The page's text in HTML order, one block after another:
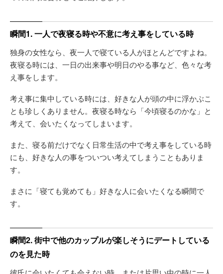
瞬間1. 一人で夜寝る時や不意に考え事をしている時
独身の女性なら、夜一人で寝ている人がほとんどですよね。
夜寝る時には、一日の出来事や明日のやる事など、色々な考
え事をします。
考え事に集中している時には、好きな人が頭の中に浮かぶこ
とも珍しくありません。夜寝る時なら「今頃寝るのかな」と
考えて、会いたくなってしまいます。
また、寝る前だけでなく日常生活の中で考え事をしている時
にも、好きな人の事をついつい考えてしまうこともありま
す。
まさに「寝ても覚めても」好きな人に会いたくなる瞬間で
す。
瞬間2. 街中で他のカップルが楽しそうにデートしている
のを見た時